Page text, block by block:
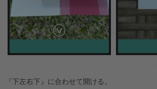
『下左右下』に合わせて開ける。